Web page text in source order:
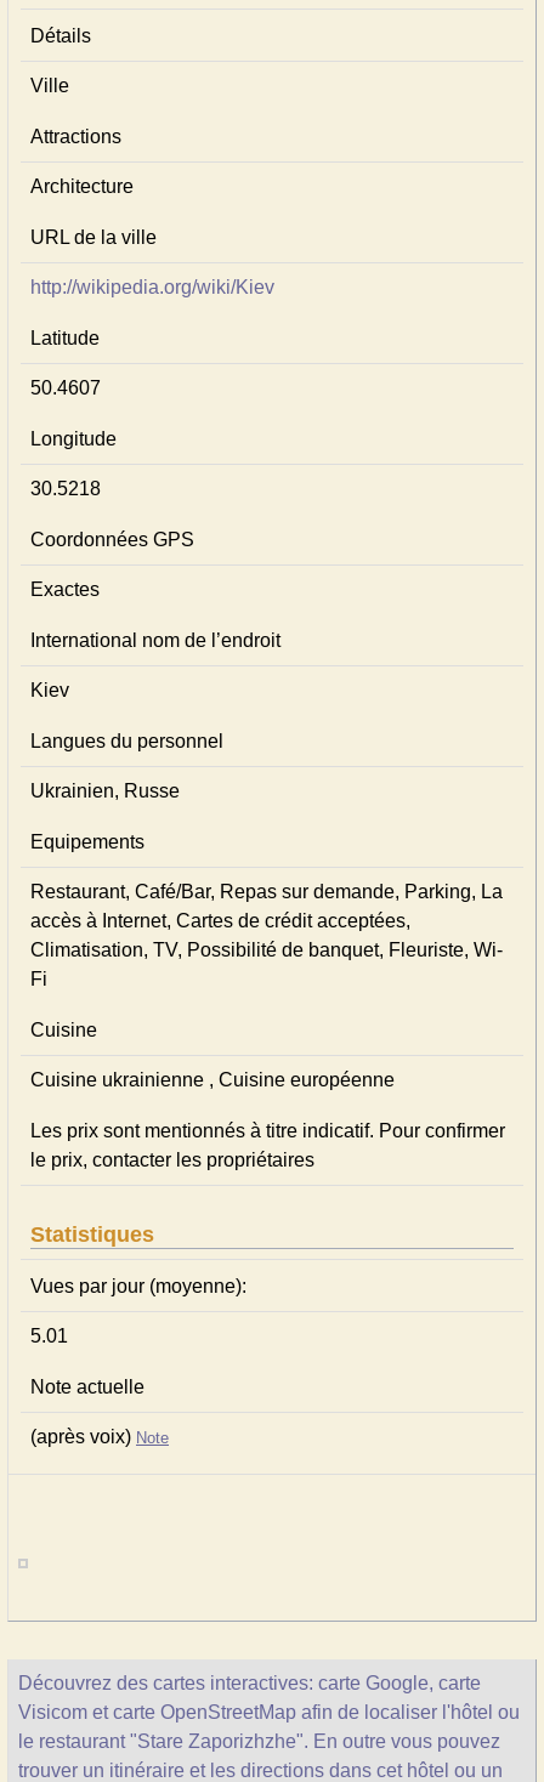
Détails
Ville
Attractions
Architecture
URL de la ville
http://wikipedia.org/wiki/Kiev
Latitude
50.4607
Longitude
30.5218
Coordonnées GPS
Exactes
International nom de l’endroit
Kiev
Langues du personnel
Ukrainien, Russe
Equipements
Restaurant, Café/Bar, Repas sur demande, Parking, La
accès à Internet, Cartes de crédit acceptées,
Climatisation, TV, Possibilité de banquet, Fleuriste, Wi-
Fi
Cuisine
Cuisine ukrainienne , Cuisine européenne
Les prix sont mentionnés à titre indicatif. Pour confirmer
le prix, contacter les propriétaires
Statistiques
Vues par jour (moyenne):
5.01
Note actuelle
(après voix) Note
Découvrez des cartes interactives: carte Google, carte
Visicom et carte OpenStreetMap afin de localiser l'hôtel ou
le restaurant "Stare Zaporizhzhe". En outre vous pouvez
trouver un itinéraire et les directions dans cet hôtel ou un